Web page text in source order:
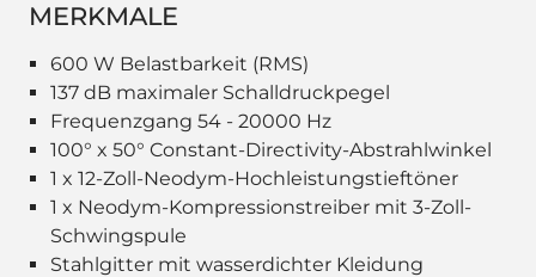
MERKMALE
600 W Belastbarkeit (RMS)
137 dB maximaler Schalldruckpegel
Frequenzgang 54 - 20000 Hz
100° x 50° Constant-Directivity-Abstrahlwinkel
1 x 12-Zoll-Neodym-Hochleistungstieftöner
1 x Neodym-Kompressionstreiber mit 3-Zoll-
Schwingspule
Stahlgitter mit wasserdichter Kleidung